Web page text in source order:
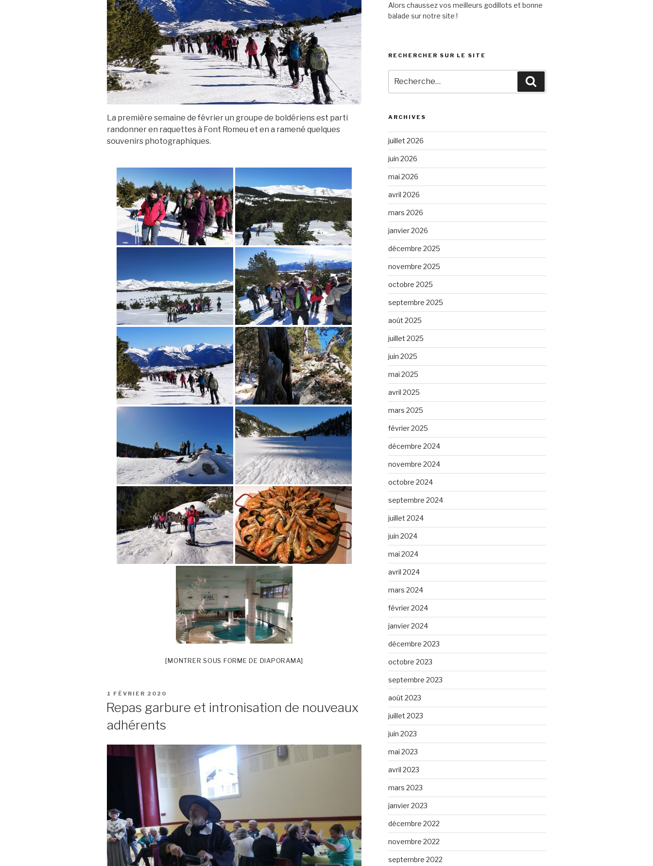
La première semaine de février un groupe de boldériens est parti
randonner en raquettes à Font Romeu et en a ramené quelques
souvenirs photographiques.
[MONTRER SOUS FORME DE DIAPORAMA]
PUBLIÉ
1 FÉVRIER 2020
Repas garbure et intronisation de nouveaux
adhérents
Alors chaussez vos meilleurs godillots et bonne
balade sur notre site !
RECHERCHER SUR LE SITE
pour
:
ARCHIVES
juillet 2026
juin 2026
mai 2026
avril 2026
mars 2026
janvier 2026
décembre 2025
novembre 2025
octobre 2025
septembre 2025
août 2025
juillet 2025
juin 2025
mai 2025
avril 2025
mars 2025
février 2025
décembre 2024
novembre 2024
octobre 2024
septembre 2024
juillet 2024
juin 2024
mai 2024
avril 2024
mars 2024
février 2024
janvier 2024
décembre 2023
octobre 2023
septembre 2023
août 2023
juillet 2023
juin 2023
mai 2023
avril 2023
mars 2023
janvier 2023
décembre 2022
novembre 2022
septembre 2022